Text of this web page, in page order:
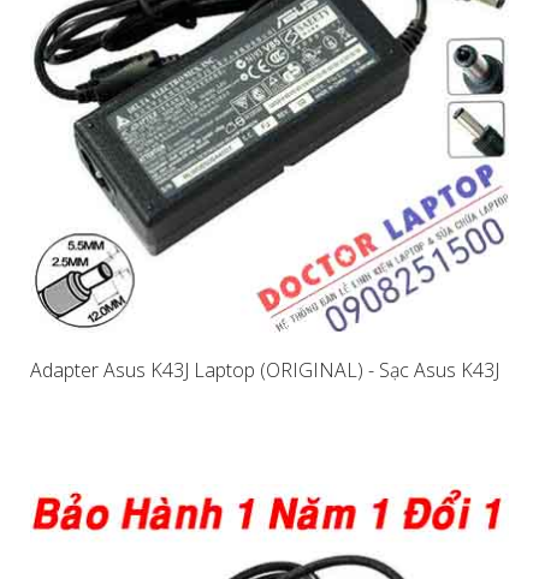
Adapter Asus K43J Laptop (ORIGINAL) - Sạc Asus K43J